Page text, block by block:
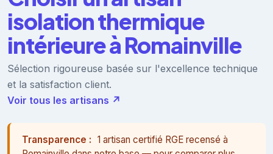
isolation thermique
intérieure à Romainville
Sélection rigoureuse basée sur l'excellence technique
et la satisfaction client.
Voir tous les artisans ↗
Transparence : 1 artisan certifié RGE recensé à